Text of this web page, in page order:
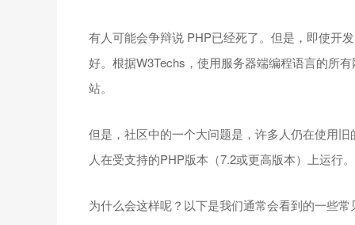
有人可能会争辩说 PHP已经死了。但是，即使开
好。根据W3Techs，使用服务器端编程语言的所
站。
但是，社区中的一个大问题是，许多人仍在使用
人在受支持的PHP版本（7.2或更高版本）上运行
为什么会这样呢？以下是我们通常会看到的一些常